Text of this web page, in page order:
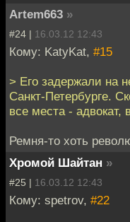
Artem663 »
#24 | 16.03.12 12:43
Кому: KatyKat, #15
> Его задержали на
Санкт-Петербурге.
все места - адвокат,
Ремня-то хоть
Хромой Шайтан »
#25 | 16.03.12 12:43
Кому: spetrov, #22